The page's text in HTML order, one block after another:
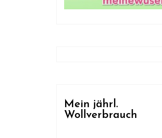
Mein jährl.
Wollverbrauch